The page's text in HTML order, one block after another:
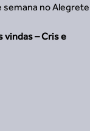
semana no
vindas – Cris e